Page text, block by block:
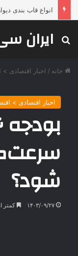
ایران
جستجو برای
خانه / اخبار اقتصادی >
اخبار اقتصادی >
شود؟
۱۴۰۳/۰۹/۲۷ کمتر